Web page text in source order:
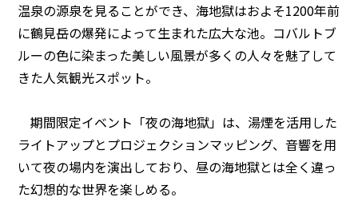
温泉の源泉を見ることができ、海地獄はおよそ1200年前
に鶴見岳の爆発によって生まれた広大な池。コバルトブ
ルーの色に染まった美しい風景が多くの人々を魅了して
きた人気観光スポット。
期間限定イベント「夜の海地獄」は、湯煙を活用した
ライトアップとプロジェクションマッピング、音響を用
いて夜の場内を演出しており、昼の海地獄とは全く違っ
た幻想的な世界を楽しめる。